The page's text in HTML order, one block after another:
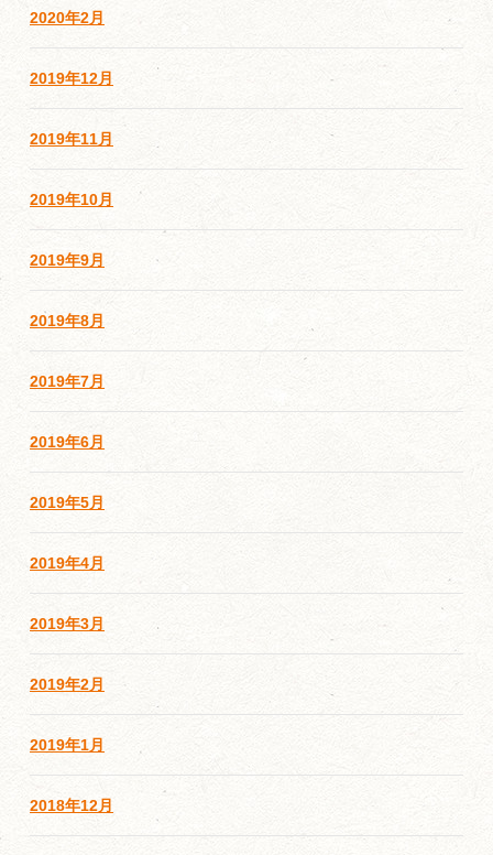
2020年2月
2019年12月
2019年11月
2019年10月
2019年9月
2019年8月
2019年7月
2019年6月
2019年5月
2019年4月
2019年3月
2019年2月
2019年1月
2018年12月